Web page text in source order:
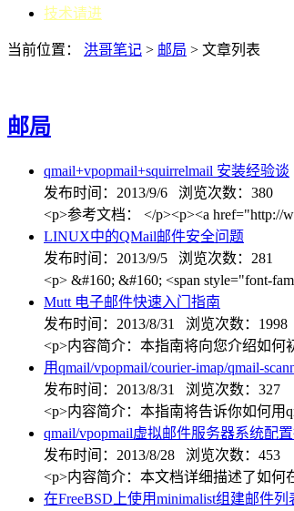
技术请进
当前位置： 洪哥笔记 > 邮局 > 文章列表
邮局
qmail+vpopmail+squirrelmail 安装经验谈
发布时间：2013/9/6 浏览次数：380
<p>参考文档： </p><p><a href="http://
LINUX中的QMail邮件安全问题
发布时间：2013/9/5 浏览次数：281
<p> &#160; &#160; <span style="font-
Mutt 电子邮件快速入门指南
发布时间：2013/8/31 浏览次数：1998
<p>内容简介：本指南将向您介绍如何
用qmail/vpopmail/courier-imap/qmail-
发布时间：2013/8/31 浏览次数：327
<p>内容简介：本指南将告诉你如何用
qmail/vpopmail虚拟邮件服务器系统配
发布时间：2013/8/28 浏览次数：453
<p>内容简介：本文档详细描述了如何
在FreeBSD上使用minimalist组建邮件列